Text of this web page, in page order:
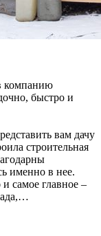
компанию
быстро и
вам дачу
строительная
именно в нее.
самое главное –